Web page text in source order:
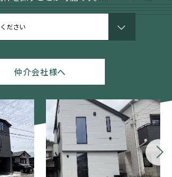
仲介会社様へ